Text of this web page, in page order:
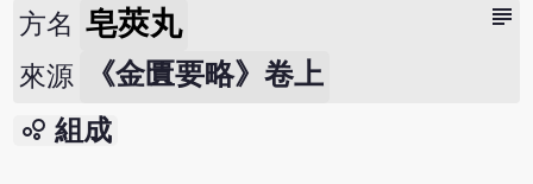
subject
方名 皂莢丸
來源 《金匱要略》卷上
bubble_chart 組成